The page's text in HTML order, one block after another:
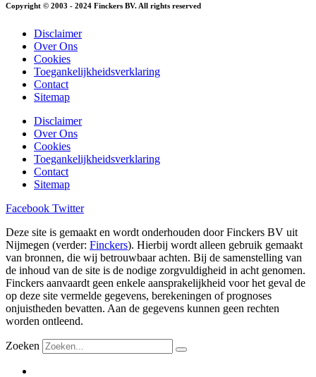
Copyright © 2003 - 2024 Finckers BV. All rights reserved
Disclaimer
Over Ons
Cookies
Toegankelijkheidsverklaring
Contact
Sitemap
Disclaimer
Over Ons
Cookies
Toegankelijkheidsverklaring
Contact
Sitemap
Facebook Twitter
Deze site is gemaakt en wordt onderhouden door Finckers BV uit
Nijmegen (verder: Finckers). Hierbij wordt alleen gebruik gemaakt
van bronnen, die wij betrouwbaar achten. Bij de samenstelling van
de inhoud van de site is de nodige zorgvuldigheid in acht genomen.
Finckers aanvaardt geen enkele aansprakelijkheid voor het geval de
op deze site vermelde gegevens, berekeningen of prognoses
onjuistheden bevatten. Aan de gegevens kunnen geen rechten
worden ontleend.
Zoeken